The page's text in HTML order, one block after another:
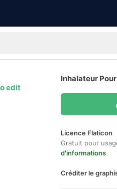
edit
Inhalateur
Licence Flaticon
Gratuit pour
d'informations
Créditer le